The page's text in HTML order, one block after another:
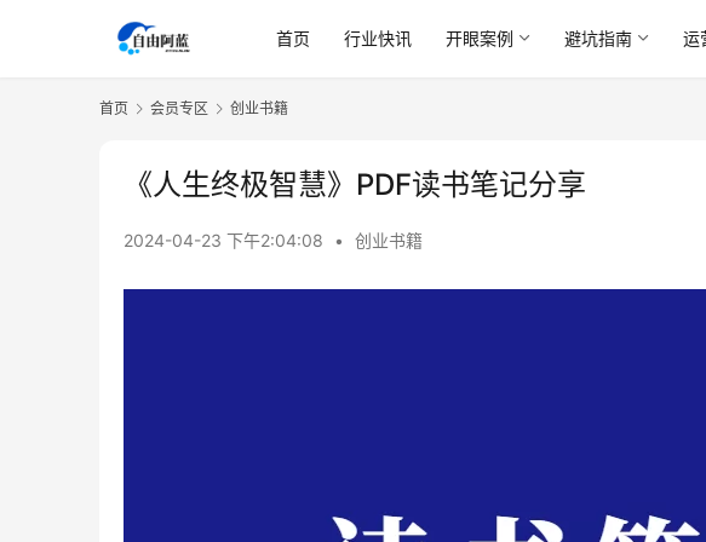
首页 行业快讯 开眼案例 避坑指南 运
首页 会员专区 创业书籍
《人生终极智慧》PDF读书笔记分享
2024-04-23 下午2:04:08 • 创业书籍